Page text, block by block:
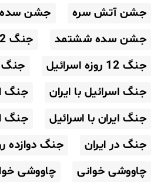
جشن آتش سره
جشن سده
جشن سده ششتمد
جنگ 12 روزه
جنگ 12 روزه اسرائیل
جنگ 12 روزه ایران
جنگ اسرائیل با ایران
جنگ
جنگ ایران با اسرائیل
جنگ
جنگ در ایران
جنگ دوازده
چاووشی خوانی
چاووشی